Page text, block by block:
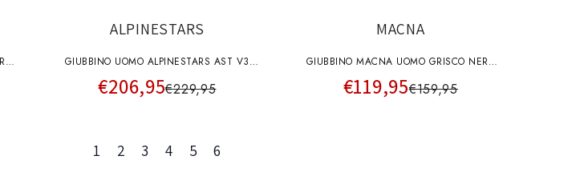
ALPINESTARS
GIUBBINO UOMO ALPINESTARS AST V3
AIR NERO GRIGIO ROSSO FLU
€206,95€229,95
MACNA
GIUBBINO MACNA UOMO GRISCO NERO
BIANCO
€119,95€159,95
1 2 3 4 5 6